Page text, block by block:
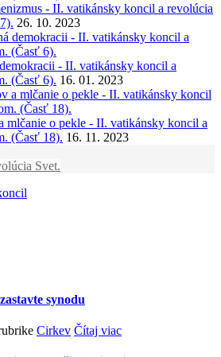
- II. vatikánsky koncil a revolúcia
26. 10. 2023
- II. vatikánsky koncil a
(Časť 6). 16. 01. 2023
mlčanie o pekle - II. vatikánsky koncil a
(Časť 18). 16. 11. 2023
Svet.
synodu
Cirkev Čítaj viac